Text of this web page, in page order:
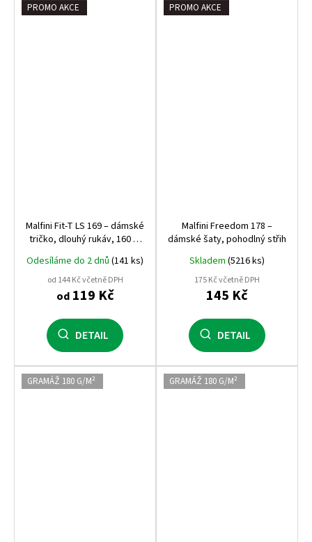
PROMO AKCE
Malfini Fit‑T LS 169 – dámské
tričko, dlouhý rukáv, 160 g,
100% bavlna
Odesíláme do 2 dnů (141 ks)
od 144 Kč včetně DPH
od119 Kč
DETAIL
PROMO AKCE
Malfini Freedom 178 –
dámské šaty, pohodlný střih
Skladem (5216 ks)
175 Kč včetně DPH
145 Kč
DETAIL
GRAMÁŽ 180 G/M² GRAMÁŽ 180 G/M²